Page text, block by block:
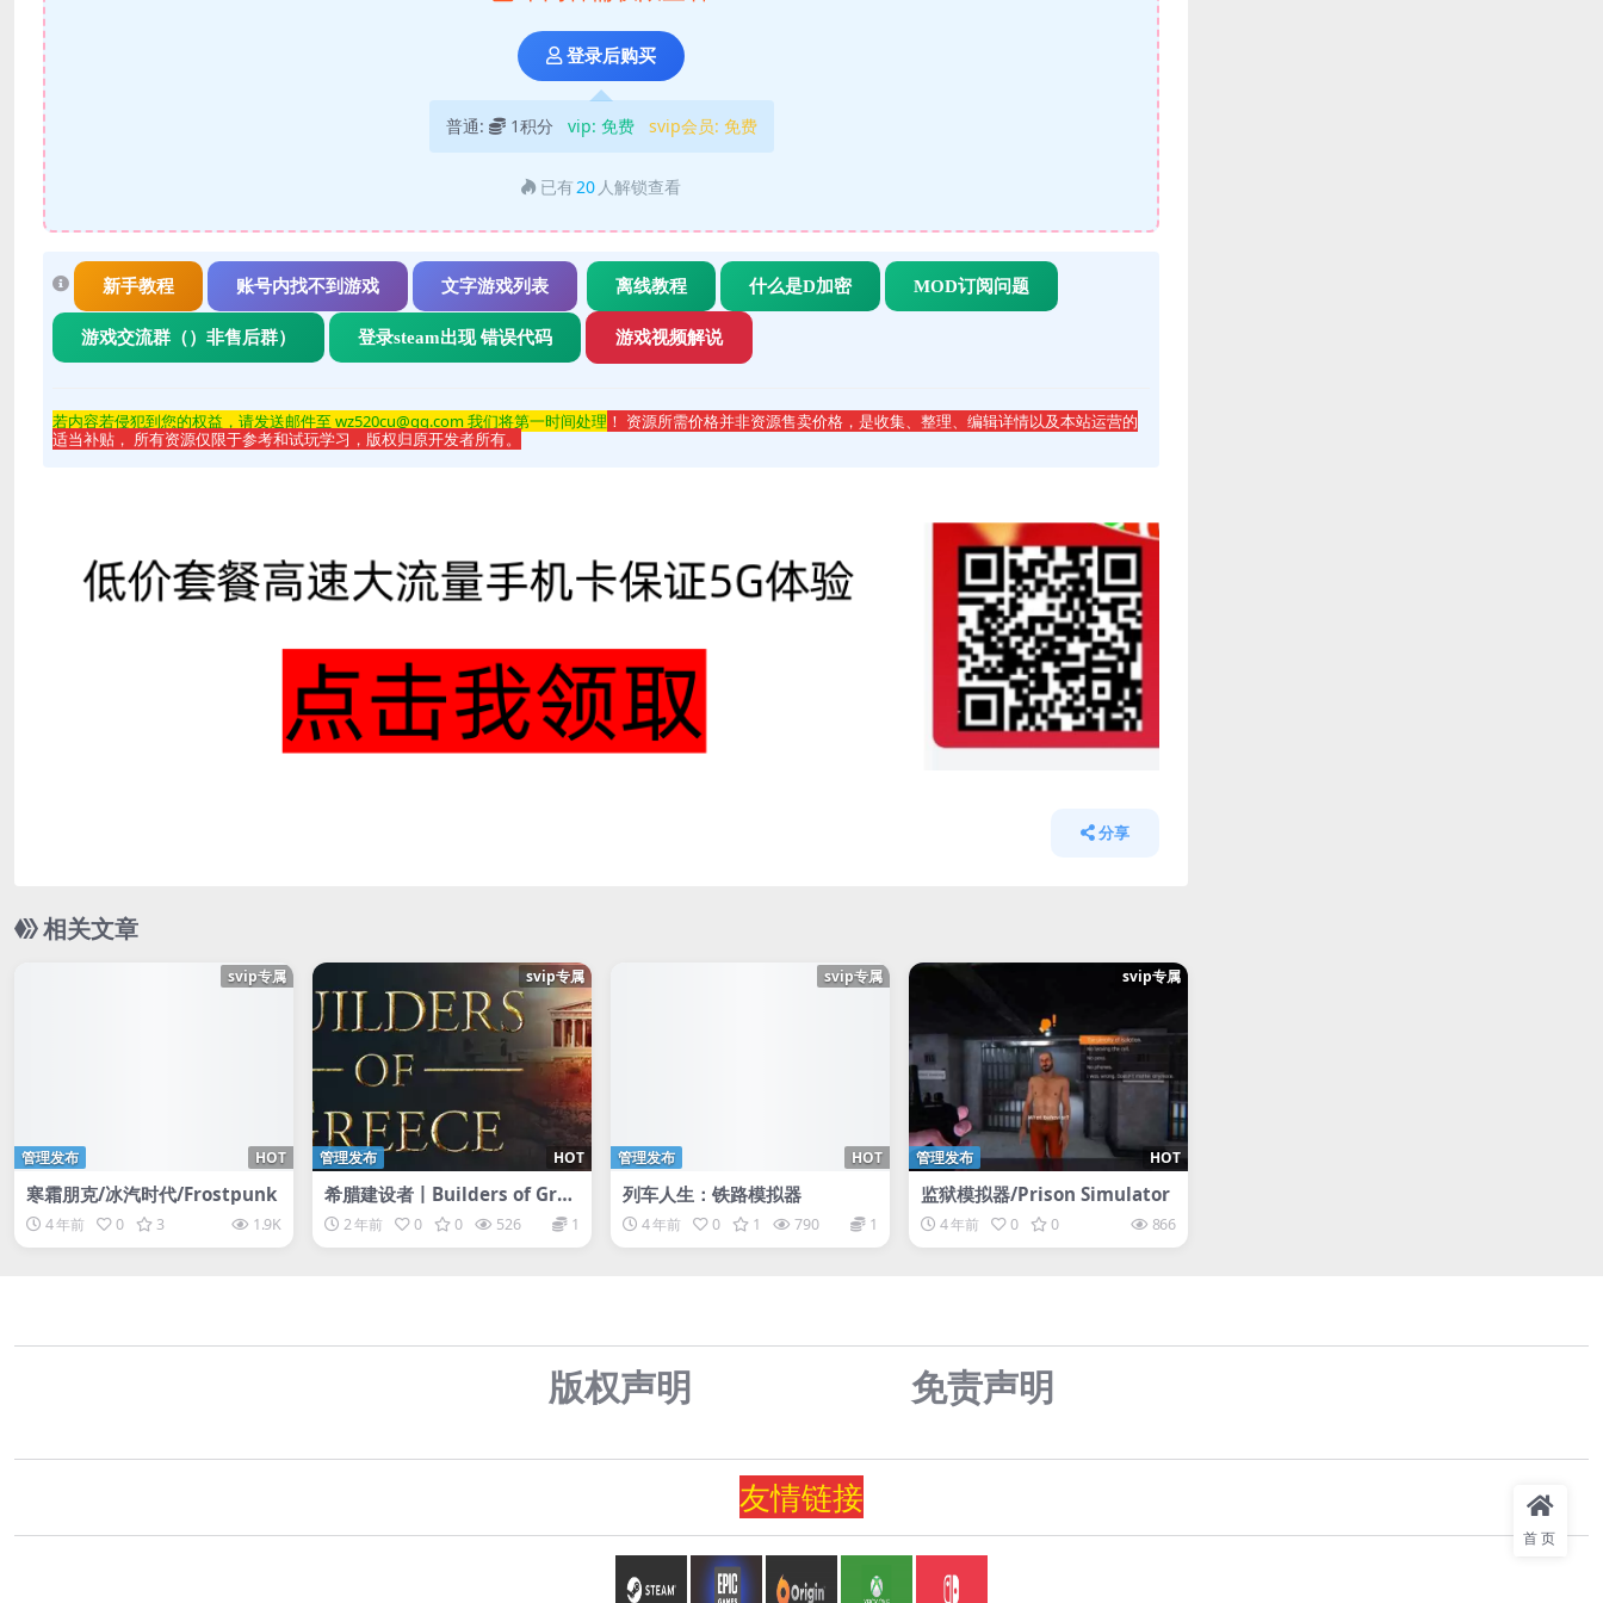
登录后购买
普通: 1积分 vip: 免费 svip会员: 免费
已有 20 人解锁查看
新手教程 账号内找不到游戏 文字游戏列表 离线教程 什么是D加密 MOD订阅问题
游戏交流群（）非售后群） 登录steam出现 错误代码 游戏视频解说
若内容若侵犯到您的权益，请发送邮件至 wz520cu@qq.com 我们将第一时间处理 ！ 资源所需价格并非资源售卖价格，是收集、整理、编辑详情以及本站运营的
适当补贴， 所有资源仅限于参考和试玩学习，版权归原开发者所有。
分享
相关文章
svip专属
HOT
管理发布
寒霜朋克/冰汽时代/Frostpunk
4 年前 0 3 1.9K
svip专属
HOT
管理发布
希腊建设者丨Builders of Gree
ce 2 年前 0 0 526 1
svip专属
HOT
管理发布
列车人生：铁路模拟器
4 年前 0 1 790 1
svip专属
HOT
管理发布
监狱模拟器/Prison Simulator
4 年前 0 0 866
版权声明 免责声明
友情链接
首页